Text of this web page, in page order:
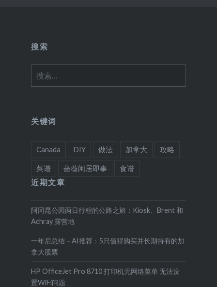
搜索
索：
关键词
Canada DIY 做法 加拿大 攻略
菜谱 蔷薇闲居即事 食谱
近期文章
阿冈昆公园两日行程的公路之旅：Kiosk、Brent 和
Achray 露营地
一年后总结 – AI推荐：5只值得购买并长期持有的加
拿大股票
HP OfficeJet Pro 8710 打印机无网络菜单 无法设
置WiFi问题